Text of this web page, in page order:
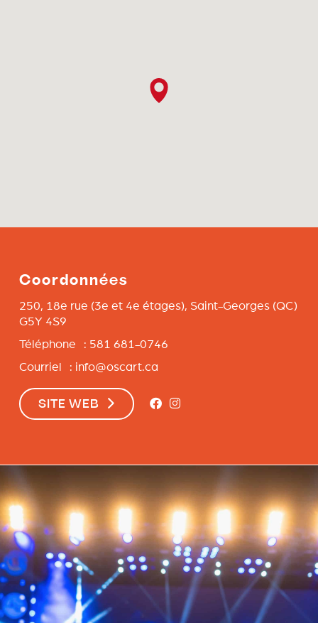
Coordonnées
250, 18e rue (3e et 4e étages), Saint-Georges (QC)
G5Y 4S9
Téléphone : 581 681-0746
Courriel : info@oscart.ca
SITE WEB